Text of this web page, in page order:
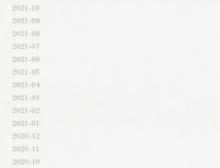
2021-10
2021-09
2021-08
2021-07
2021-06
2021-05
2021-04
2021-03
2021-02
2021-01
2020-12
2020-11
2020-10